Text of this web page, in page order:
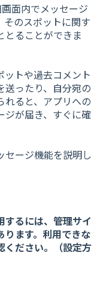
面内でメッセージ
そのスポットに関す
とることができま
ットや過去コメント
送ったり、自分宛の
れると、アプリへの
ジが届き、すぐに確
セージ機能を説明し
るには、管理サイ
ります。利用できな
ください。（設定方